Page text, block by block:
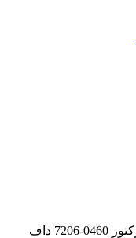
/ بویین انژکتور 0460-7206 داف